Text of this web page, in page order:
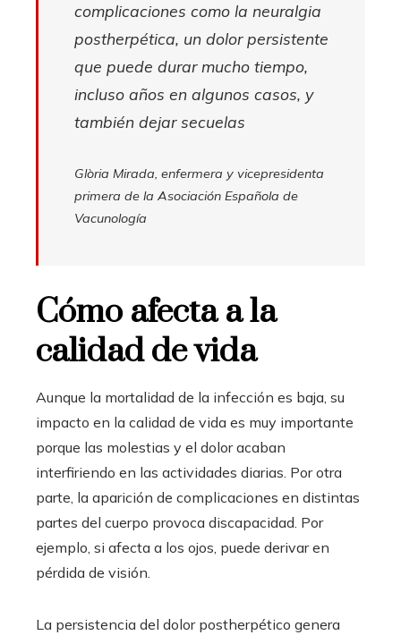
complicaciones como la neuralgia
postherpética, un dolor persistente
que puede durar mucho tiempo,
incluso años en algunos casos, y
también dejar secuelas
Glòria Mirada, enfermera y vicepresidenta
primera de la Asociación Española de
Vacunología
Cómo afecta a la
calidad de vida
Aunque la mortalidad de la infección es baja, su
impacto en la calidad de vida es muy importante
porque las molestias y el dolor acaban
interfiriendo en las actividades diarias. Por otra
parte, la aparición de complicaciones en distintas
partes del cuerpo provoca discapacidad. Por
ejemplo, si afecta a los ojos, puede derivar en
pérdida de visión.
La persistencia del dolor postherpético genera